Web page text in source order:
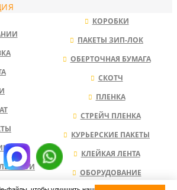
КОРОБКИ
ПАКЕТЫ ЗИП-ЛОК
ОБЕРТОЧНАЯ БУМАГА
СКОТЧ
ПЛЕНКА
СТРЕЙЧ ПЛЕНКА
КУРЬЕРСКИЕ ПАКЕТЫ
КЛЕЙКАЯ ЛЕНТА
ОБОРУДОВАНИЕ